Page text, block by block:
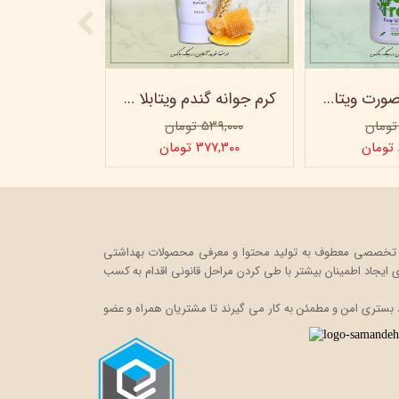
کرم جوانه گندم ویتابلا - تیوپی 60 میلی‌ لیتر
۵۳۹,۰۰۰ تومان
۳۷۷,۳۰۰ تومان
ژل شستشو صورت ویتابلا - 300 میلی لیتر
را در قالب یک فروشگاه اینترنتی، به صورت تخصصی معطوف به تولید محتوا و معرفی محصولات بهداشتی
اطمینان بیشتر باطی کردن مراحل قانونی اقدام به کسب
امن و مطمئن به کار می گیرند تا مشتریان همراه و عضو